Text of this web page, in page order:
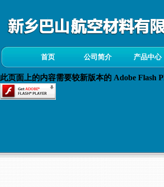
首页 公司简介 产品中心
此页面上的内容需要较新版本的 Adobe Flash